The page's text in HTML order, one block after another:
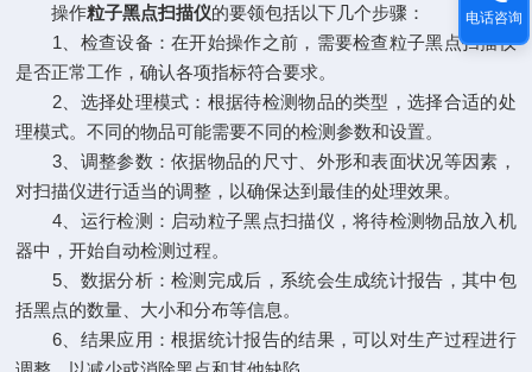
操作粒子黑点扫描仪的要领包括以下几个步骤：
1、检查设备：在开始操作之前，需要检查粒子黑点扫描仪
是否正常工作，确认各项指标符合要求。
2、选择处理模式：根据待检测物品的类型，选择合适的处
理模式。不同的物品可能需要不同的检测参数和设置。
3、调整参数：依据物品的尺寸、外形和表面状况等因素，
对扫描仪进行适当的调整，以确保达到最佳的处理效果。
4、运行检测：启动粒子黑点扫描仪，将待检测物品放入机
器中，开始自动检测过程。
5、数据分析：检测完成后，系统会生成统计报告，其中包
括黑点的数量、大小和分布等信息。
6、结果应用：根据统计报告的结果，可以对生产过程进行
电话咨询